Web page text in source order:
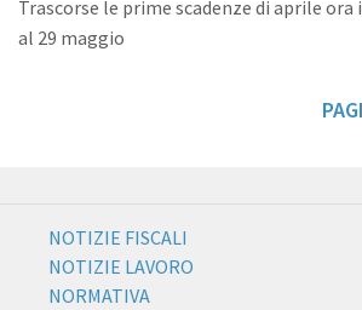
Trascorse le prime scadenze di aprile ora
al 29 maggio
NOTIZIE FISCALI
NOTIZIE LAVORO
NORMATIVA